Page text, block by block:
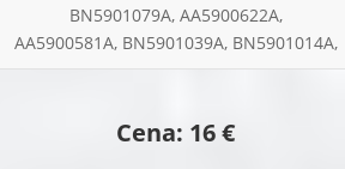
BN5901079A, AA5900622A,
AA5900581A, BN5901039A, BN5901014A,
Cena: 16 €